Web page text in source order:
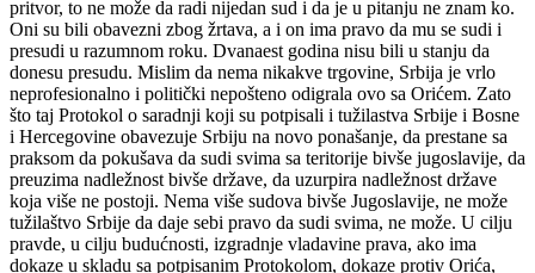
pritvor, to ne može da radi nijedan sud i da je u pitanju ne znam ko.
Oni su bili obavezni zbog žrtava, a i on ima pravo da mu se sudi i
presudi u razumnom roku. Dvanaest godina nisu bili u stanju da
donesu presudu. Mislim da nema nikakve trgovine, Srbija je vrlo
neprofesionalno i politički nepošteno odigrala ovo sa Orićem. Zato
što taj Protokol o saradnji koji su potpisali i tužilastva Srbije i Bosne
i Hercegovine obavezuje Srbiju na novo ponašanje, da prestane sa
praksom da pokušava da sudi svima sa teritorije bivše jugoslavije, da
preuzima nadležnost bivše države, da uzurpira nadležnost države
koja više ne postoji. Nema više sudova bivše Jugoslavije, ne može
tužilaštvo Srbije da daje sebi pravo da sudi svima, ne može. U cilju
pravde, u cilju budućnosti, izgradnje vladavine prava, ako ima
dokaze u skladu sa potpisanim Protokolom, dokaze protiv Orića,